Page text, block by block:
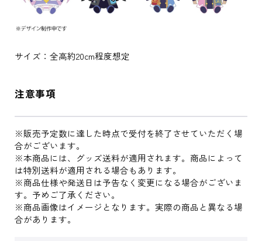
サイズ：全高約20cm程度想定
注意事項
※販売予定数に達した時点で受付を終了させていただく場
合がございます。
※本商品には、グッズ送料が適用されます。商品によって
は特別送料が適用される場合もあります。
※商品仕様や発送日は予告なく変更になる場合がございま
す。予めご了承ください。
※商品画像はイメージとなります。実際の商品と異なる場
合があります。